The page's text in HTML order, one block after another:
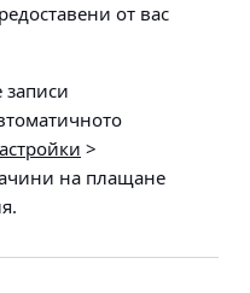
от вас
записи
>
на плащане
.